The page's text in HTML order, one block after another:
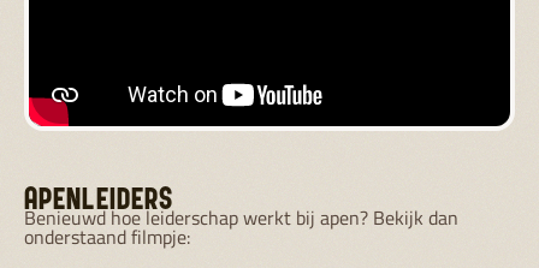
APENLEIDERS
Benieuwd hoe leiderschap werkt bij apen? Bekijk dan
onderstaand filmpje: